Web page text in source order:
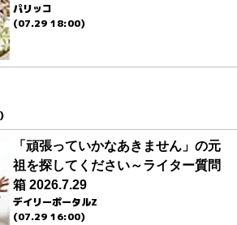
パリッコ
(07.29 18:00)
「頑張っていかなあきません」の元
祖を探してください～ライター質問
箱 2026.7.29
デイリーポータルZ
(07.29 16:00)